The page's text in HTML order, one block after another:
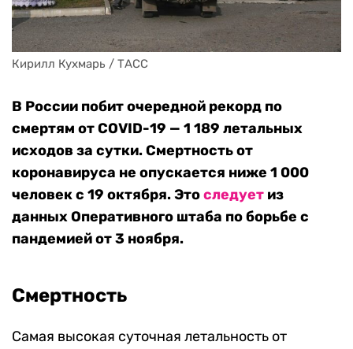
Кирилл Кухмарь / ТАСС
В России побит очередной рекорд по
смертям от COVID-19 — 1 189 летальных
исходов за сутки. Смертность от
коронавируса не опускается ниже 1 000
человек с 19 октября. Этоследует из
данных Оперативного штаба по борьбе с
пандемией от 3 ноября.
Смертность
Самая высокая суточная летальность от